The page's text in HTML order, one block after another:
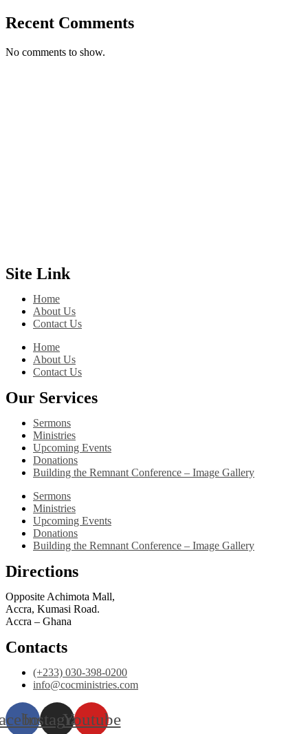
Recent Comments
No comments to show.
Site Link
Home
About Us
Contact Us
Home
About Us
Contact Us
Our Services
Sermons
Ministries
Upcoming Events
Donations
Building the Remnant Conference – Image Gallery
Sermons
Ministries
Upcoming Events
Donations
Building the Remnant Conference – Image Gallery
Directions
Opposite Achimota Mall,
Accra, Kumasi Road.
Accra – Ghana
Contacts
(+233) 030-398-0200
info@cocministries.com
InstagramYoutube